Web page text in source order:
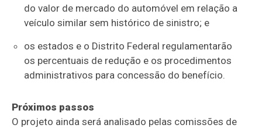
do valor de mercado do automóvel em relação a
veículo similar sem histórico de sinistro; e
os estados e o Distrito Federal regulamentarão
os percentuais de redução e os procedimentos
administrativos para concessão do benefício.
Próximos passos
O projeto ainda será analisado pelas comissões de